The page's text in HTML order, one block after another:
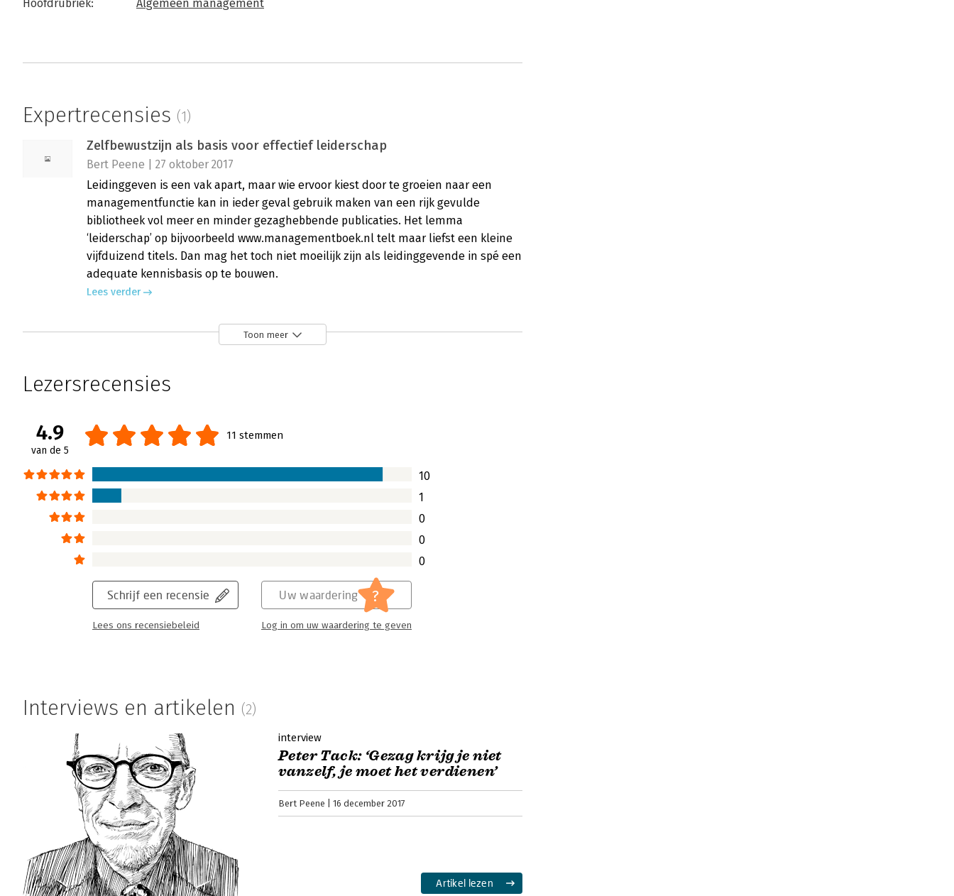
Hoofdrubriek: Algemeen management
Expertrecensies (1)
Zelfbewustzijn als basis voor effectief leiderschap
Bert Peene | 27 oktober 2017
Leidinggeven is een vak apart, maar wie ervoor kiest door te groeien naar een
managementfunctie kan in ieder geval gebruik maken van een rijk gevulde
bibliotheek vol meer en minder gezaghebbende publicaties. Het lemma
‘leiderschap’ op bijvoorbeeld www.managementboek.nl telt maar liefst een kleine
vijfduizend titels. Dan mag het toch niet moeilijk zijn als leidinggevende in spé een
adequate kennisbasis op te bouwen.
Lees verder
Toon meer
Lezersrecensies
4.9
van de 5
11 stemmen
10
1
0
0
0
Schrijf een recensie
Lees ons recensiebeleid
Uw waardering ?
Log in om uw waardering te geven
Interviews en artikelen (2)
interview
Peter Tack: ‘Gezag krijg je niet
vanzelf, je moet het verdienen’
Bert Peene 16 december 2017
Artikel lezen